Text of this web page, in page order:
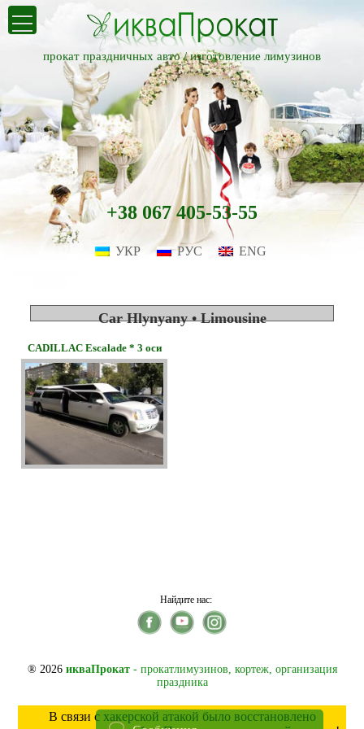
прокат праздничных авто /изготовление лимузинов
+38 067 405-53-55
УКР РУС ENG
Car Hlynyany • Limousine
CADILLAC Escalade * 3 оси
Найдите нас:
® 2026 икваПрокат- прокатлимузинов, кортеж, организация
праздника
В связи с хакерской атакой было восстановлено